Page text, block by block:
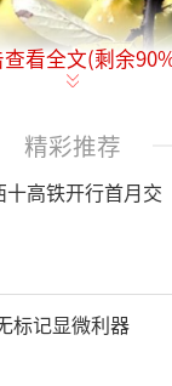
沁肺。”这是
价。而距今两
看全文(剩余90
精彩推荐
高铁开行首月交
标记显微利器